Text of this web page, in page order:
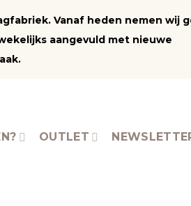
Vanaf heden nemen wij
aangevuld met nieuwe
OUTLET